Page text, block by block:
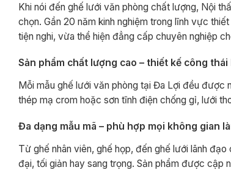
Khi nói đến ghế lưới văn phòng chất lượng, Nội
chọn. Gần 20 năm kinh nghiệm trong lĩnh vực
tiện nghi, vừa thể hiện đẳng cấp chuyên nghiệp
Sản phẩm chất lượng cao – thiết kế công thái
Mỗi mẫu ghế lưới văn phòng tại Đa Lợi đều được
thép mạ crom hoặc sơn tĩnh điện chống gỉ, lưới
Đa dạng mẫu mã – phù hợp mọi không gian
Từ ghế nhân viên, ghế họp, đến ghế lưới lãnh
đại, tối giản hay sang trọng. Sản phẩm được cập